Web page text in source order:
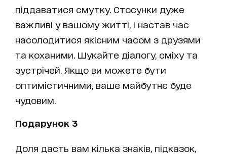
піддаватися смутку. Стосунки дуже
важливі у вашому житті, і настав час
насолодитися якісним часом з друзями
та коханими. Шукайте діалогу, сміху та
зустрічей. Якщо ви можете бути
оптимістичними, ваше майбутнє буде
чудовим.
Подарунок 3
Доля дасть вам кілька знаків, підказок,